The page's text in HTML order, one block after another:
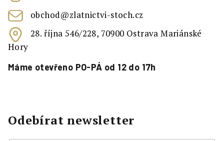
obchod@zlatnictvi-stoch.cz
28. října 546/228, 70900 Ostrava Mariánské
Hory
Máme otevřeno PO-PÁ od 12 do 17h
Odebírat newsletter